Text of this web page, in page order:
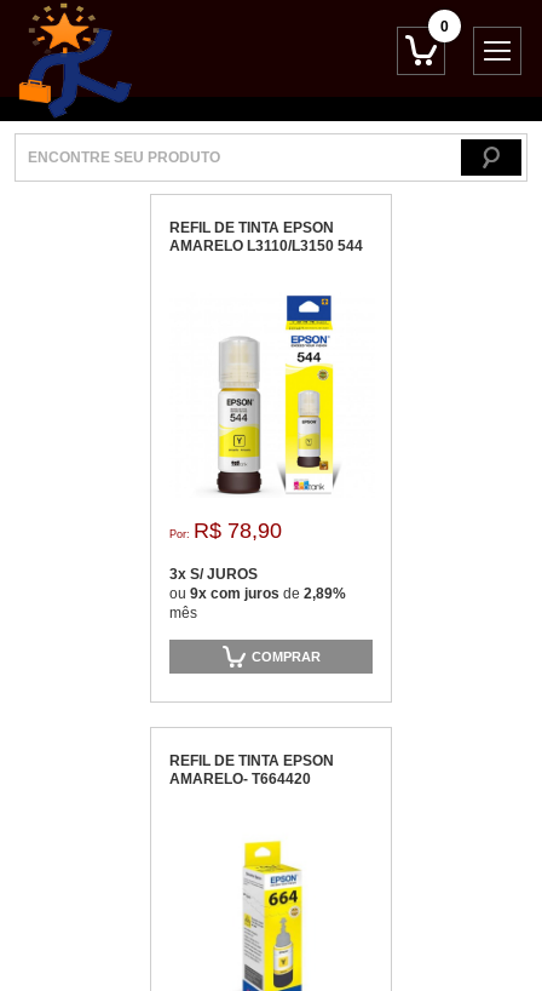
0
REFIL DE TINTA EPSON
AMARELO L3110/L3150 544
Por: R$ 78,90
3x S/ JUROS
ou 9x com juros de 2,89%
mês
COMPRAR
REFIL DE TINTA EPSON
AMARELO- T664420